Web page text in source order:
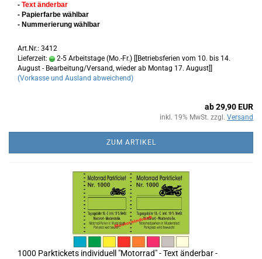
- Text änderbar
- Papierfarbe wählbar
- Nummerierung wählbar
Art.Nr.: 3412
Lieferzeit:
2-5 Arbeitstage (Mo.-Fr.) [[Betriebsferien vom 10. bis 14.
August - Bearbeitung/Versand, wieder ab Montag 17. August]]
(Vorkasse und Ausland abweichend)
ab 29,90 EUR
inkl. 19% MwSt. zzgl. Versand
ZUM ARTIKEL
1000 Parktickets individuell "Motorrad" - Text änderbar -